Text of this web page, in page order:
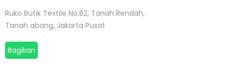
Ruko Butik Textile No.B2, Tanah Rendah,
Tanah abang, Jakarta Pusat
Bagikan